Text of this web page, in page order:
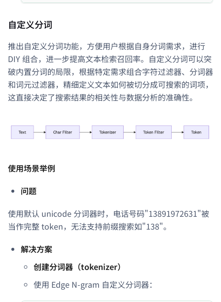
自定义分词
推出自定义分词功能，方便用户根据自身分词需求，进行
DIY 组合，进一步提高文本检索召回率。自定义分词可以突
破内置分词的局限，根据特定需求组合字符过滤器、分词器
和词元过滤器，精细定义文本如何被切分成可搜索的词项，
这直接决定了搜索结果的相关性与数据分析的准确性。
使用场景举例
问题
使用默认 unicode 分词器时，电话号码"13891972631"被
当作完整 token，无法支持前缀搜索如"138"。
解决方案
创建分词器（tokenizer）
使用 Edge N-gram 自定义分词器：